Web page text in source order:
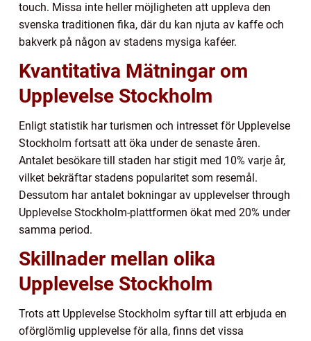
touch. Missa inte heller möjligheten att uppleva den
svenska traditionen fika, där du kan njuta av kaffe och
bakverk på någon av stadens mysiga kaféer.
Kvantitativa Mätningar om
Upplevelse Stockholm
Enligt statistik har turismen och intresset för Upplevelse
Stockholm fortsatt att öka under de senaste åren.
Antalet besökare till staden har stigit med 10% varje år,
vilket bekräftar stadens popularitet som resemål.
Dessutom har antalet bokningar av upplevelser through
Upplevelse Stockholm-plattformen ökat med 20% under
samma period.
Skillnader mellan olika
Upplevelse Stockholm
Trots att Upplevelse Stockholm syftar till att erbjuda en
oförglömlig upplevelse för alla, finns det vissa